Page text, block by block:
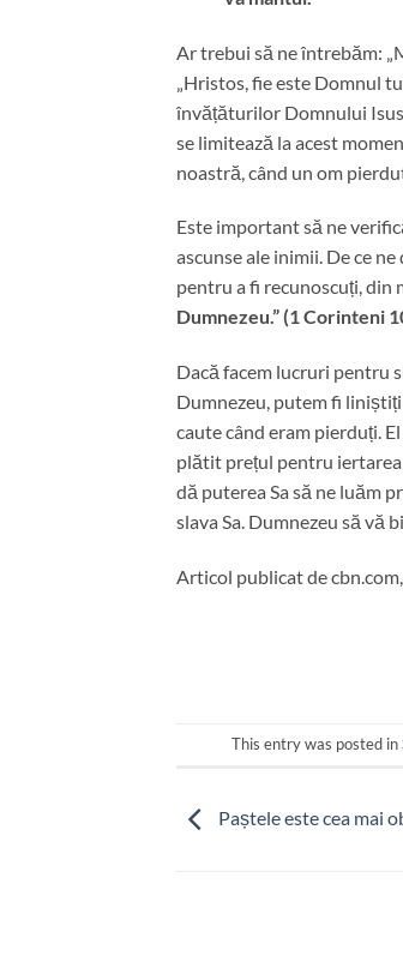
Ar trebui să ne întrebăm:
„Hristos, fie este Domnul
învățăturilor Domnului
se limitează la acest
noastră, când un om
Este important să ne
ascunse ale inimii. De ce
pentru a fi recunoscuți, din
Dumnezeu.” (1 Corinteni
Dacă facem lucruri pentru
Dumnezeu, putem fi liniștiți
caute când eram pierduți.
plătit prețul pentru iertarea
dă puterea Sa să ne luăm
slava Sa. Dumnezeu să vă
Articol publicat de
This entry was posted in
Paștele este cea mai